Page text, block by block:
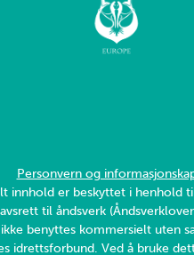
Personvern og
innhold er beskyttet i henhold
til åndsverk
ikke benyttes kommersielt uten
idrettsforbund. Ved å bruke